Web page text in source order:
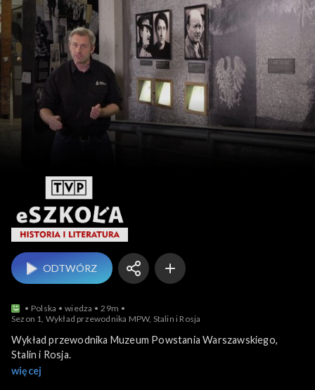
eSzkoła: Historia i
ODTWÓRZ
Polska wiedza
29m
Sezon 1, Wykład przewodnika MPW, Stalin i Rosja
Wykład przewodnika Muzeum Powstania Warszawskiego,
Stalin i Rosja.
więcej